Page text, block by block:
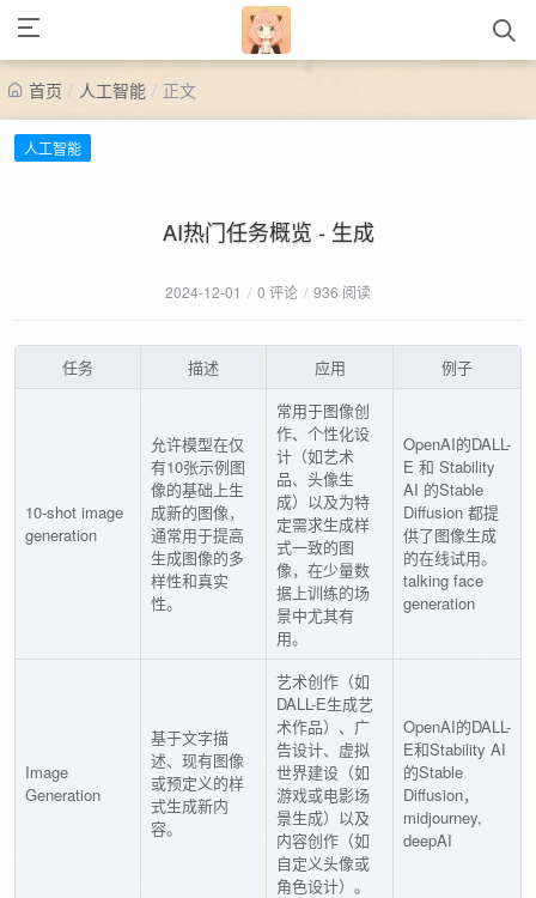
首页 / 人工智能 / 正文
人工智能
AI热门任务概览 - 生成
2024-12-01 / 0 评论 / 936 阅读
任务 描述 应用 例子
10-shot image
generation
允许模型在仅
有10张示例图
像的基础上生
成新的图像，
通常用于提高
生成图像的多
样性和真实
性。
常用于图像创
作、个性化设
计（如艺术
品、头像生
成）以及为特
定需求生成样
式一致的图
像，在少量数
据上训练的场
景中尤其有
用。
OpenAI的DALL-
E 和 Stability
AI 的Stable
Diffusion 都提
供了图像生成
的在线试用。
talking face
generation
Image
Generation
基于文字描
述、现有图像
或预定义的样
式生成新内
容。
艺术创作（如
DALL-E生成艺
术作品）、广
告设计、虚拟
世界建设（如
游戏或电影场
景生成）以及
内容创作（如
自定义头像或
角色设计）。
OpenAI的DALL-
E和Stability AI
的Stable
Diffusion，
midjourney,
deepAI